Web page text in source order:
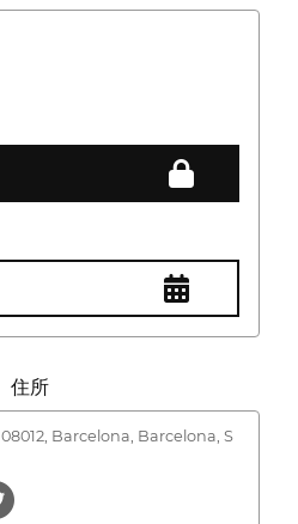
住所
08012, Barcelona, Barcelona, S